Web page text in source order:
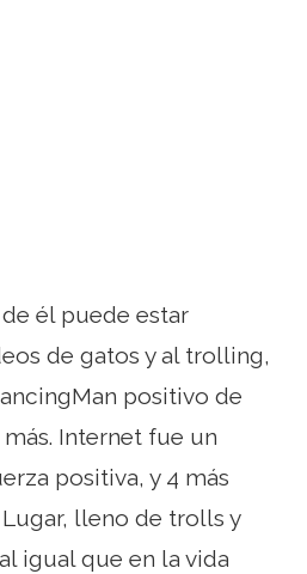
él puede estar
de gatos y al trolling,
positivo de
Internet fue un
positiva, y 4 más
lleno de trolls y
igual que en la vida